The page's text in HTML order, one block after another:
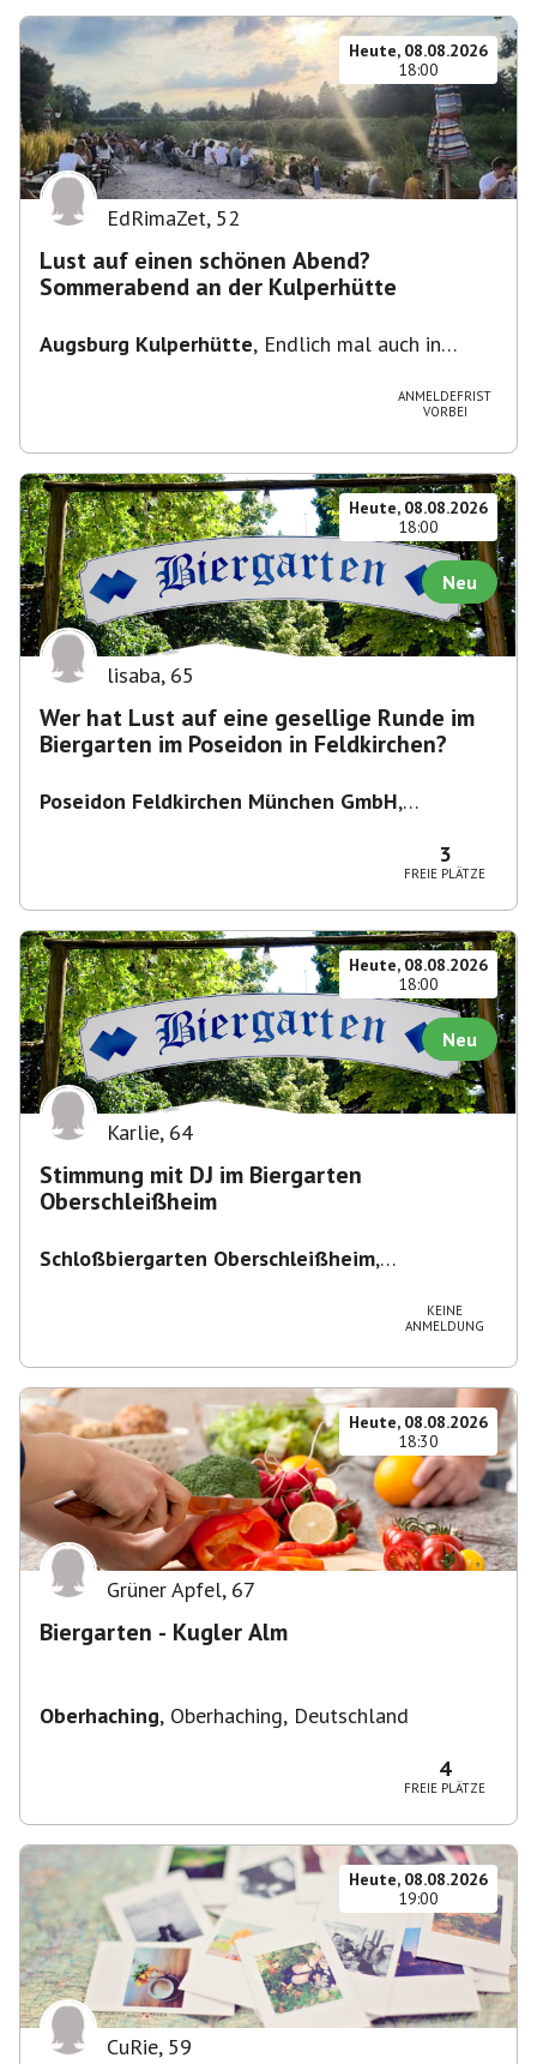
Heute, 08.08.2026
18:00
EdRimaZet, 52
Lust auf einen schönen Abend?
Sommerabend an der Kulperhütte
Augsburg Kulperhütte, Endlich mal auch in
ANMELDEFRIST
VORBEI
Heute, 08.08.2026
18:00
Neu
lisaba, 65
Wer hat Lust auf eine gesellige Runde im
Biergarten im Poseidon in Feldkirchen?
Poseidon Feldkirchen München GmbH,
3
FREIE PLÄTZE
Heute, 08.08.2026
18:00
Neu
Karlie, 64
Stimmung mit DJ im Biergarten
Oberschleißheim
Schloßbiergarten Oberschleißheim,
KEINE
ANMELDUNG
Heute, 08.08.2026
18:30
Grüner Apfel, 67
Biergarten - Kugler Alm
Oberhaching, Oberhaching, Deutschland
4
FREIE PLÄTZE
Heute, 08.08.2026
19:00
CuRie, 59